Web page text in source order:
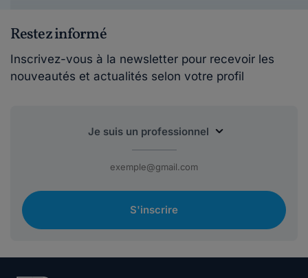
Restez informé
Inscrivez-vous à la newsletter pour recevoir les
nouveautés et actualités selon votre profil
S'inscrire